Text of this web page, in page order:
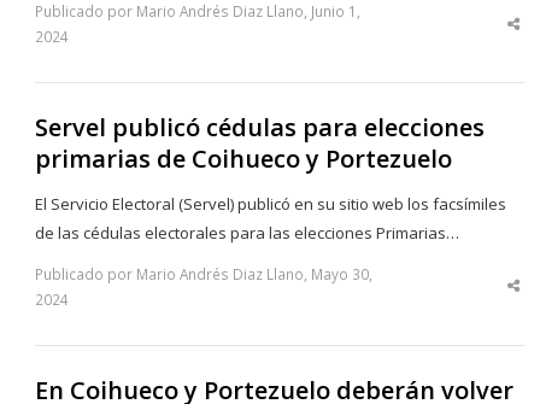
Publicado por Mario Andrés Diaz Llano, Junio 1,
2024
Servel publicó cédulas para elecciones
primarias de Coihueco y Portezuelo
El Servicio Electoral (Servel) publicó en su sitio web los facsímiles
de las cédulas electorales para las elecciones Primarias…
Publicado por Mario Andrés Diaz Llano, Mayo 30,
2024
En Coihueco y Portezuelo deberán volver